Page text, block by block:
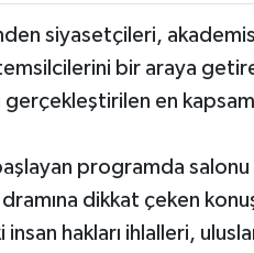
siyasetçileri,
bir araya
en
programda salonu
dikkat çeken
hakları ihlalleri,